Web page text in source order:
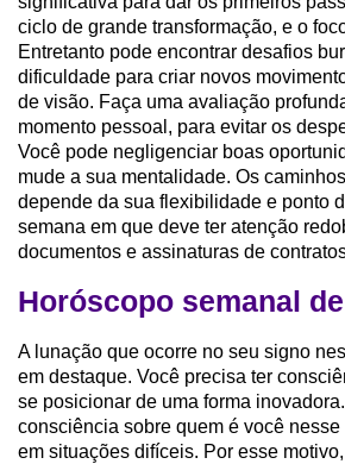
ciclo de grande transformação, e o
Entretanto pode encontrar desafios
dificuldade para criar novos
de visão. Faça uma avaliação
momento pessoal, para evitar os
Você pode negligenciar boas
mude a sua mentalidade. Os
depende da sua flexibilidade e ponto
semana em que deve ter atenção
documentos e assinaturas de
Horóscopo semanal
A lunação que ocorre no seu signo
em destaque. Você precisa ter
se posicionar de uma forma
consciência sobre quem é você
em situações difíceis. Por esse